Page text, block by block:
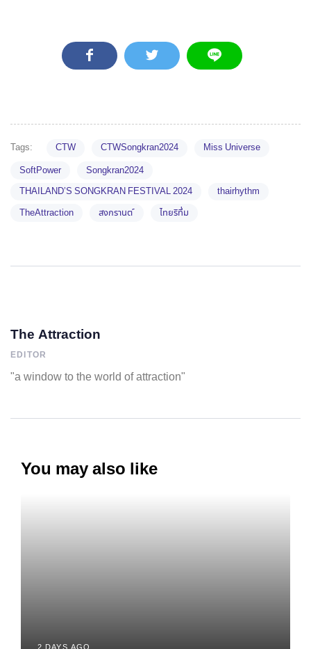
Tags: CTW CTWSongkran2024
Miss Universe
SoftPower
Songkran2024
THAILAND’S SONGKRAN FESTIVAL 2024
thairhythm
TheAttraction
สงกรานต ์ ไทยริทึ่ม
The Attraction
EDITOR
"a window to the world of attraction"
You may also like